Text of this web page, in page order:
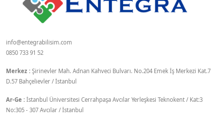
info@entegrabilisim.com
0850 733 91 52
Merkez : Şirinevler Mah. Adnan Kahveci Bulvarı. No.204 Emek İş Merkezi Kat.7
D.57 Bahçelievler / İstanbul
Ar-Ge : İstanbul Üniversitesi Cerrahpaşa Avcılar Yerleşkesi Teknokent / Kat:3
No:305 - 307 Avcılar / İstanbul